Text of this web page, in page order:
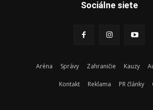
Sociálne siete
Aréna Správy Zahraničie Kauzy
Kontakt Reklama PR články